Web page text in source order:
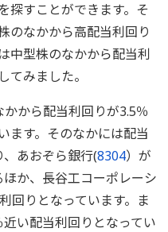
探すことができます。そ
のなかから高配当利回り
中型株のなかから配当利
てみました。
から配当利回りが3.5％
ます。そのなかには配当
あおぞら銀行(8304）が
か、長谷工コーポレーシ
回りとなっています。ま
近い配当利回りとなってい